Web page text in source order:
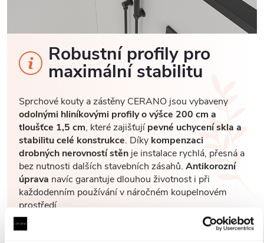
Robustní profily pro
maximální stabilitu
Sprchové kouty a zástěny CERANO jsou vybaveny
odolnými hliníkovými profily o výšce 200 cm a
tloušťce 1,5 cm, které zajišťujípevné uchycení skla a
stabilitu celé konstrukce. Díky kompenzaci
drobných nerovností stěnje instalace rychlá, přesná a
bez nutnosti dalších stavebních zásahů. Antikorozní
úprava navíc garantuje dlouhou životnost i při
každodenním používání v náročném koupelnovém
prostředí..